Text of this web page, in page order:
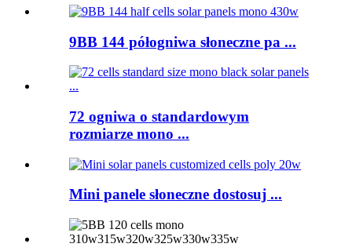
9BB 144 półogniwa słoneczne pa ...
72 ogniwa o standardowym
rozmiarze mono ...
Mini panele słoneczne dostosuj ...